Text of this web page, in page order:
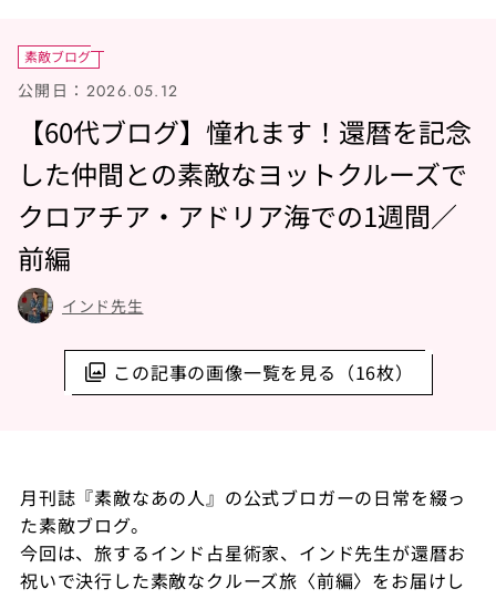
この記事の画像一覧を見る（16枚）
素敵ブログ
公開日： 2026.05.12
【60代ブログ】憧れます！還暦を記念
した仲間との素敵なヨットクルーズで
クロアチア・アドリア海での1週間／
前編
インド先生
月刊誌『素敵なあの人』の公式ブロガーの日常を綴っ
た素敵ブログ。
今回は、旅するインド占星術家、インド先生が還暦お
祝いで決行した素敵なクルーズ旅〈前編〉をお届けし